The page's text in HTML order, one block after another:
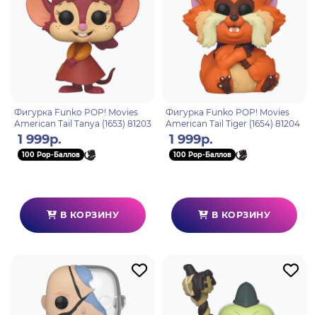
Фигурка Funko POP! Movies
American Tail Tanya (1653) 81203
1 999р.
100 Pop-Баллов
В КОРЗИНУ
Фигурка Funko POP! Movies
American Tail Tiger (1654) 81204
1 999р.
100 Pop-Баллов
В КОРЗИНУ